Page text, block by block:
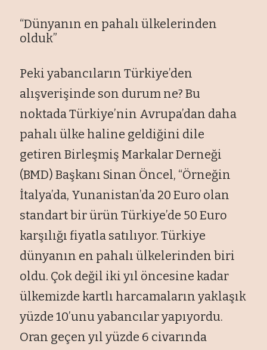
“Dünyanın en pahalı ülkelerinden
olduk”
Peki yabancıların Türkiye’den
alışverişinde son durum ne? Bu
noktada Türkiye’nin Avrupa’dan daha
pahalı ülke haline geldiğini dile
getiren Birleşmiş Markalar Derneği
(BMD) Başkanı Sinan Öncel, “Örneğin
İtalya’da, Yunanistan’da 20 Euro olan
standart bir ürün Türkiye’de 50 Euro
karşılığı fiyatla satılıyor. Türkiye
dünyanın en pahalı ülkelerinden biri
oldu. Çok değil iki yıl öncesine kadar
ülkemizde kartlı harcamaların yaklaşık
yüzde 10’unu yabancılar yapıyordu.
Oran geçen yıl yüzde 6 civarında